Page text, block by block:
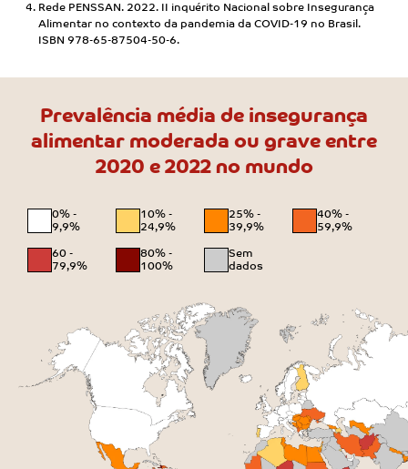
Rede PENSSAN. 2022. II inquérito Nacional sobre Insegurança
Alimentar no contexto da pandemia da COVID-19 no Brasil.
ISBN 978-65-87504-50-6.
Prevalência média de insegurança
alimentar moderada ou grave entre
2020 e 2022 no mundo
0% -
9,9%
10% -
24,9%
25% -
39,9%
40% -
59,9%
60 -
79,9%
80% -
100%
Sem
dados